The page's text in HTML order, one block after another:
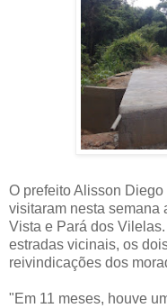
O prefeito Alisson
visitaram nesta semana
Vista e Pará dos
estradas vicinais, os
reivindicações dos
"Em 11 meses, houve